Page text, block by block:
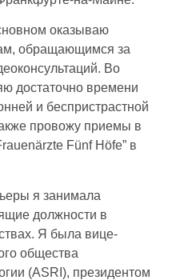
оказываю
обращающимся за
Во
достаточно времени
и беспристрастной
провожу приемы в
Fünf Höfe” в
я занимала
должности в
Я была вице-
общества
(ASRI), президентом